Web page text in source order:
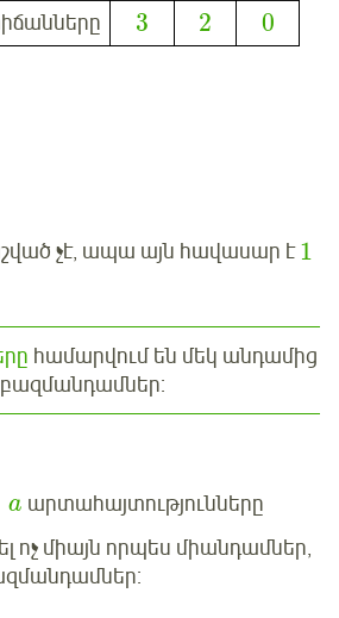
3 2 0
չէ, ապա այն հավասար է1
համարվում են մեկ անդամից
a արտահայտությունները
ոչ միայն որպես միանդամներ,